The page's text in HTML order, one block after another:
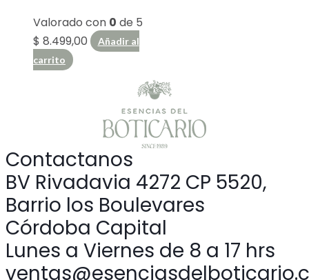
Valorado con 0 de 5
$ 8.499,00
Añadir al
carrito
Contactanos
BV Rivadavia 4272 CP 5520,
Barrio los Boulevares
Córdoba Capital
Lunes a Viernes de 8 a 17 hrs